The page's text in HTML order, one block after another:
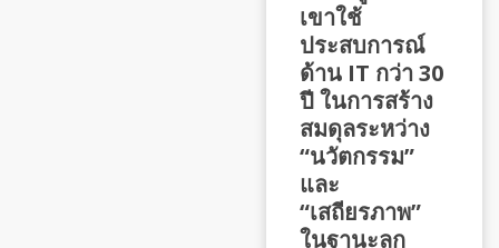
เขาใช้
ประสบการณ์
ด้าน IT กว่า 30
ปี ในการสร้าง
สมดุลระหว่าง
“นวัตกรรม”
และ
“เสถียรภาพ”
ในฐานะลูก